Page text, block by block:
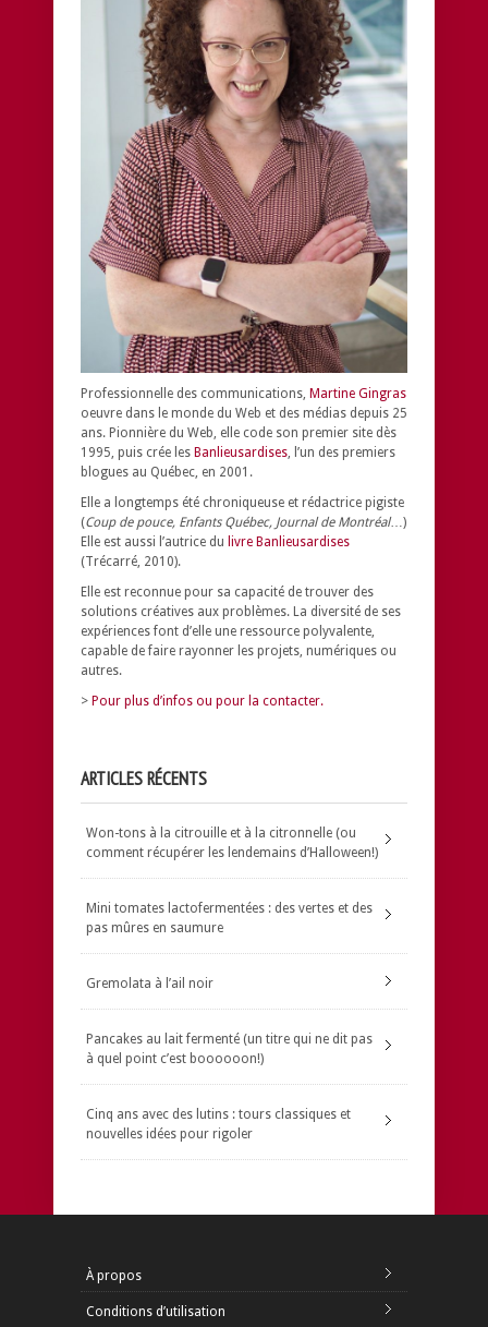
Professionnelle des communications, Martine Gingras
oeuvre dans le monde du Web et des médias depuis 25
ans. Pionnière du Web, elle code son premier site dès
1995, puis crée les Banlieusardises , l’un des premiers
blogues au Québec, en 2001.
Elle a longtemps été chroniqueuse et rédactrice pigiste
(Coup de pouce, Enfants Québec, Journal de Montréal…)
Elle est aussi l’autrice du livre Banlieusardises
(Trécarré, 2010).
Elle est reconnue pour sa capacité de trouver des
solutions créatives aux problèmes. La diversité de ses
expériences font d’elle une ressource polyvalente,
capable de faire rayonner les projets, numériques ou
autres.
> Pour plus d’infos ou pour la contacter.
ARTICLES RÉCENTS
Won-tons à la citrouille et à la citronnelle (ou
comment récupérer les lendemains d’Halloween!)
Mini tomates lactofermentées : des vertes et des
pas mûres en saumure
Gremolata à l’ail noir
Pancakes au lait fermenté (un titre qui ne dit pas
à quel point c’est boooooon!)
Cinq ans avec des lutins : tours classiques et
nouvelles idées pour rigoler
À propos
Conditions d’utilisation